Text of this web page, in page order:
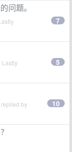
问题。
7
Lastly
5
by 10